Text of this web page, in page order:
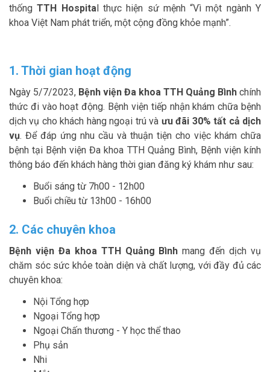
thốngTTH Hospital thực hiện sứ mệnh “Vì một ngành Y
khoa Việt Nam phát triển, một cộng đồng khỏe mạnh”.
1. Thời gian hoạt động
Ngày 5/7/2023, Bệnh viện Đa khoa TTH Quảng Bình chính
thức đi vào hoạt động. Bệnh viện tiếp nhận khám chữa bệnh
dịch vụ cho khách hàng ngoại trú và ưu đãi 30% tất cả dịch
vụ. Để đáp ứng nhu cầu và thuận tiện cho việc khám chữa
bệnh tại Bệnh viện Đa khoa TTH Quảng Bình, Bệnh viện kính
thông báo đến khách hàng thời gian đăng ký khám như sau:
Buổi sáng từ 7h00 - 12h00
Buổi chiều từ 13h00 - 16h00
2. Các chuyên khoa
Bệnh viện Đa khoa TTH Quảng Bình mang đến dịch vụ
chăm sóc sức khỏe toàn diện và chất lượng, với đầy đủ các
chuyên khoa:
Nội Tổng hợp
Ngoại Tổng hợp
Ngoại Chấn thương - Y học thể thao
Phụ sản
Nhi